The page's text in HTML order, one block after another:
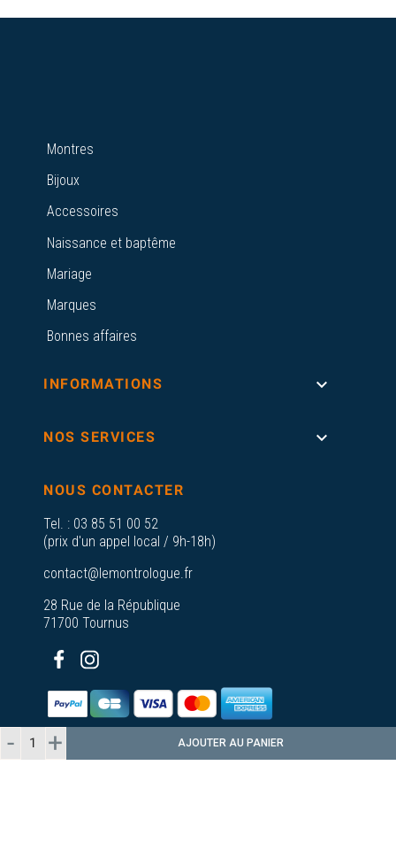
AJOUTER AU PANIER
Montres
Bijoux
Accessoires
Naissance et baptême
Mariage
Marques
Bonnes affaires
INFORMATIONS 
NOS SERVICES 
NOUS CONTACTER
Tel. : 03 85 51 00 52
(prix d'un appel local / 9h-18h)
contact@lemontrologue.fr
28 Rue de la République
71700 Tournus